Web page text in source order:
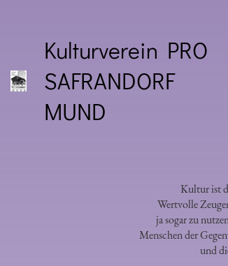
Kulturverein PRO
SAFRANDORF
MUND
Kultur ist
Wertvolle
ja sogar zu
Menschen der
und